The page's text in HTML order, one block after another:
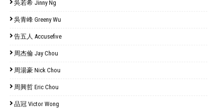
吳若希 Jinny Ng
吳青峰 Greeny Wu
告五人 Accusefive
周杰倫 Jay Chou
周湯豪 Nick Chou
周興哲 Eric Chou
品冠 Victor Wong